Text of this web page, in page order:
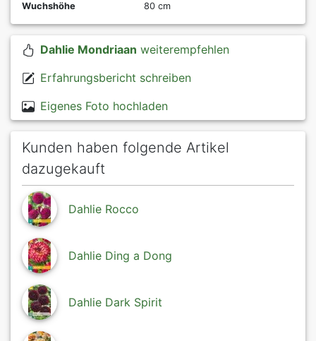
Wuchshöhe 80 cm
Dahlie Mondriaan weiterempfehlen
Erfahrungsbericht schreiben
Eigenes Foto hochladen
Kunden haben folgende Artikel
dazugekauft
Dahlie Rocco
Dahlie Ding a Dong
Dahlie Dark Spirit